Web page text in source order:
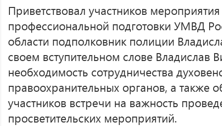
Приветствовал участников
профессиональной подготовки УМВД
области подполковник полиции
своем вступительном слове Владислав
необходимость сотрудничества
правоохранительных органов, а также
участников встречи на важность
просветительских мероприятий.